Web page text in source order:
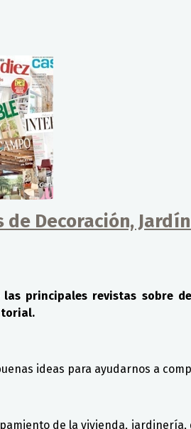
Decoración,
las principales revistas sobre
ideas para ayudarnos a
de la vivienda,